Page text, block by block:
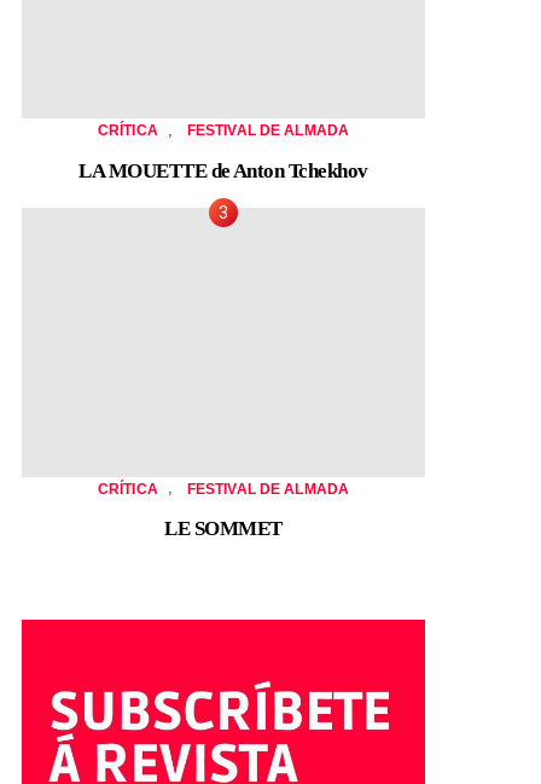
CRÍTICA FESTIVAL DE ALMADA
LA MOUETTE de Anton Tchekhov
CRÍTICA FESTIVAL DE ALMADA
LE SOMMET